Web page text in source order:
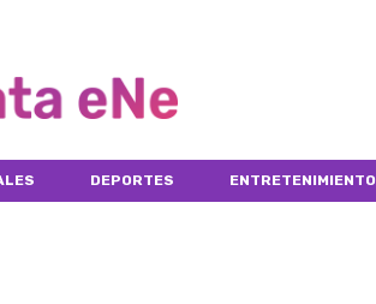
DEPORTES ENTRETENIMIENTO